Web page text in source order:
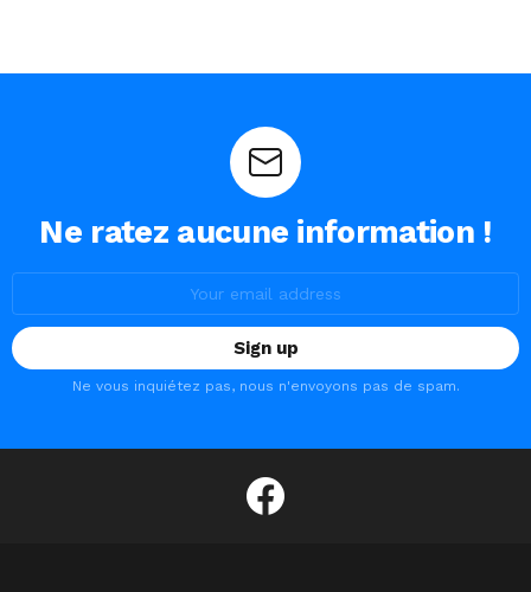
Ne ratez aucune information !
Ne vous inquiétez pas, nous n'envoyons pas de spam.
facebook